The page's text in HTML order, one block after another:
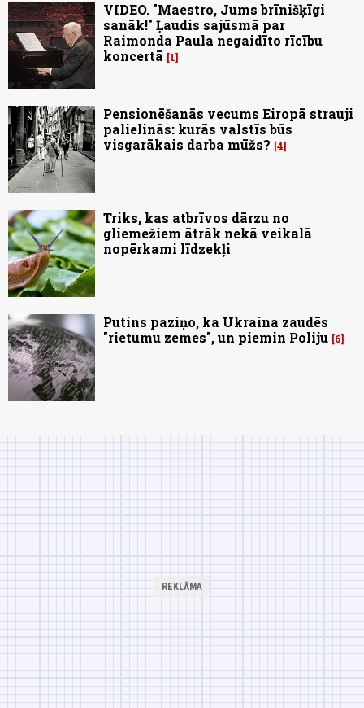
VIDEO. "Maestro, Jums brīnišķīgi
sanāk!" Ļaudis sajūsmā par
Raimonda Paula negaidīto rīcību
koncertā
1
Pensionēšanās vecums Eiropā strauji
palielinās: kurās valstīs būs
visgarākais darba mūžs? 4
Triks, kas atbrīvos dārzu no
gliemežiem ātrāk nekā veikalā
nopērkami līdzekļi
Putins paziņo, ka Ukraina zaudēs
"rietumu zemes", un piemin Poliju 6